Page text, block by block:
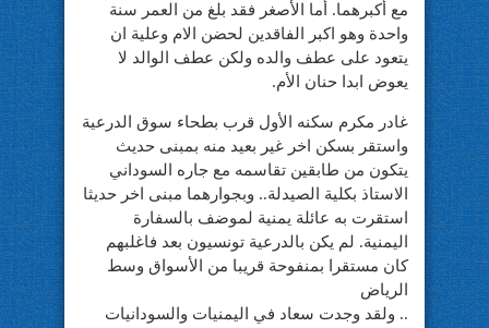
مع أكبرهما. أما الأصغر فقد بلغ من العمر سنة
واحدة وهو اكبر الفاقدين لحضن الام وعلية ان
يتعود على عطف والده ولكن عطف الوالد لا
يعوض ابدا حنان الأم.
غادر مكرم سكنه الأول قرب بطحاء سوق الدرعية
واستقر بسكن اخر غير بعيد منه بمبنى حديث
يتكون من طابقين تقاسمه مع جاره السوداني
الاستاذ بكلية الصيدلة.. وبجوارهما مبنى اخر حديثا
استقرت به عائلة يمنية لموضف بالسفارة
اليمنية. لم يكن بالدرعية تونسيون بعد فاغلبهم
كان مستقرا بمنفوحة قريبا من الأسواق وسط
الرياض
.. ولقد وجدت سعاد في اليمنيات والسودانيات